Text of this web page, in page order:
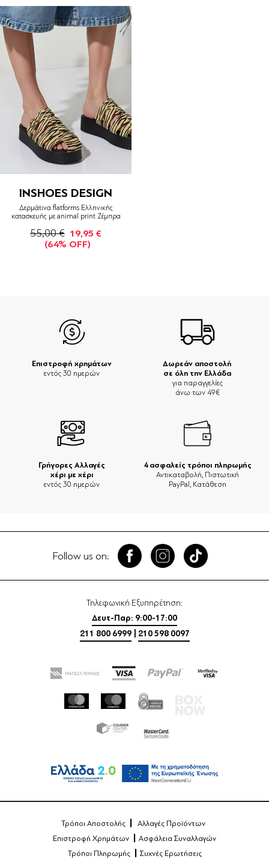
INSHOES DESIGN
Δερμάτινα flatforms Ελληνικής
κατασκευής με animal print Ζέμπρα
55,00 € 19,95 €
(64% OFF)
Δωρεάν αποστολή
σε όλη την Ελλάδα
για παραγγελίες
άνω των 49€
Επιστροφή χρημάτων
εντός 30 ημερών
Γρήγορες Αλλαγές
χέρι με χέρι
εντός 30 ημερών
4 ασφαλείς τρόποι πληρωμής
Αντικαταβολή, Πιστωτική
PayPal, Κατάθεση
Follow us on:
Τηλεφωνική Εξυπηρέτηση:
Δευτ-Παρ: 9:00-17:00
211 800 6999
210 598 0097
Τρόποι Αποστολής
Αλλαγές Προϊόντων
Επιστροφή Χρημάτων
Ασφάλεια Συναλλαγών
Τρόποι Πληρωμής
Συχνές Ερωτήσεις